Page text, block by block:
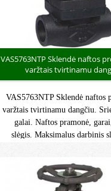
VAS5763NTP Sklendė naftos
varžtais tvirtinamu
VAS5763NTP Sklendė naftos
varžtais tvirtinamu dangčiu.
galai. Naftos pramonė,
slėgis. Maksimalus darbinis
G/2D 1 zona ir 21 zona 2